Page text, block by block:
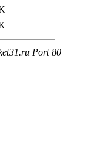
Port 80